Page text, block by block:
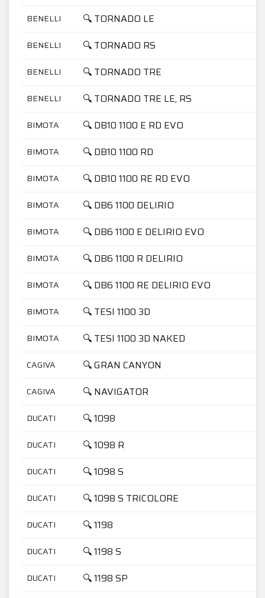
BENELLI 🔍 TORNADO LE
BENELLI 🔍 TORNADO RS
BENELLI 🔍 TORNADO TRE
BENELLI 🔍 TORNADO TRE LE, RS
BIMOTA 🔍 DB10 1100 E RD EVO
BIMOTA 🔍 DB10 1100 RD
BIMOTA 🔍 DB10 1100 RE RD EVO
BIMOTA 🔍 DB6 1100 DELIRIO
BIMOTA 🔍 DB6 1100 E DELIRIO EVO
BIMOTA 🔍 DB6 1100 R DELIRIO
BIMOTA 🔍 DB6 1100 RE DELIRIO EVO
BIMOTA 🔍 TESI 1100 3D
BIMOTA 🔍 TESI 1100 3D NAKED
CAGIVA 🔍 GRAN CANYON
CAGIVA 🔍 NAVIGATOR
DUCATI 🔍 1098
DUCATI 🔍 1098 R
DUCATI 🔍 1098 S
DUCATI 🔍 1098 S TRICOLORE
DUCATI 🔍 1198
DUCATI 🔍 1198 S
DUCATI 🔍 1198 SP